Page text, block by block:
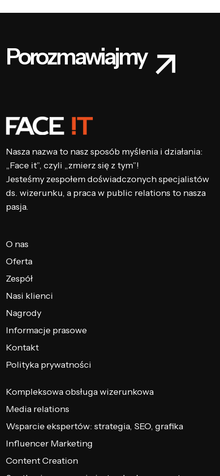
Porozmawiajmy
Nasza nazwa to nasz sposób myślenia i działania:
„Face it”, czyli „zmierz się z tym”!
Jesteśmy zespołem doświadczonych specjalistów
ds. wizerunku, a praca w public relations to nasza
pasja.
O nas
Oferta
Zespół
Nasi klienci
Nagrody
Informacje prasowe
Kontakt
Polityka prywatności
Kompleksowa obsługa wizerunkowa
Media relations
Wsparcie ekspertów: strategia, SEO, grafika
Influencer Marketing
Content Creation